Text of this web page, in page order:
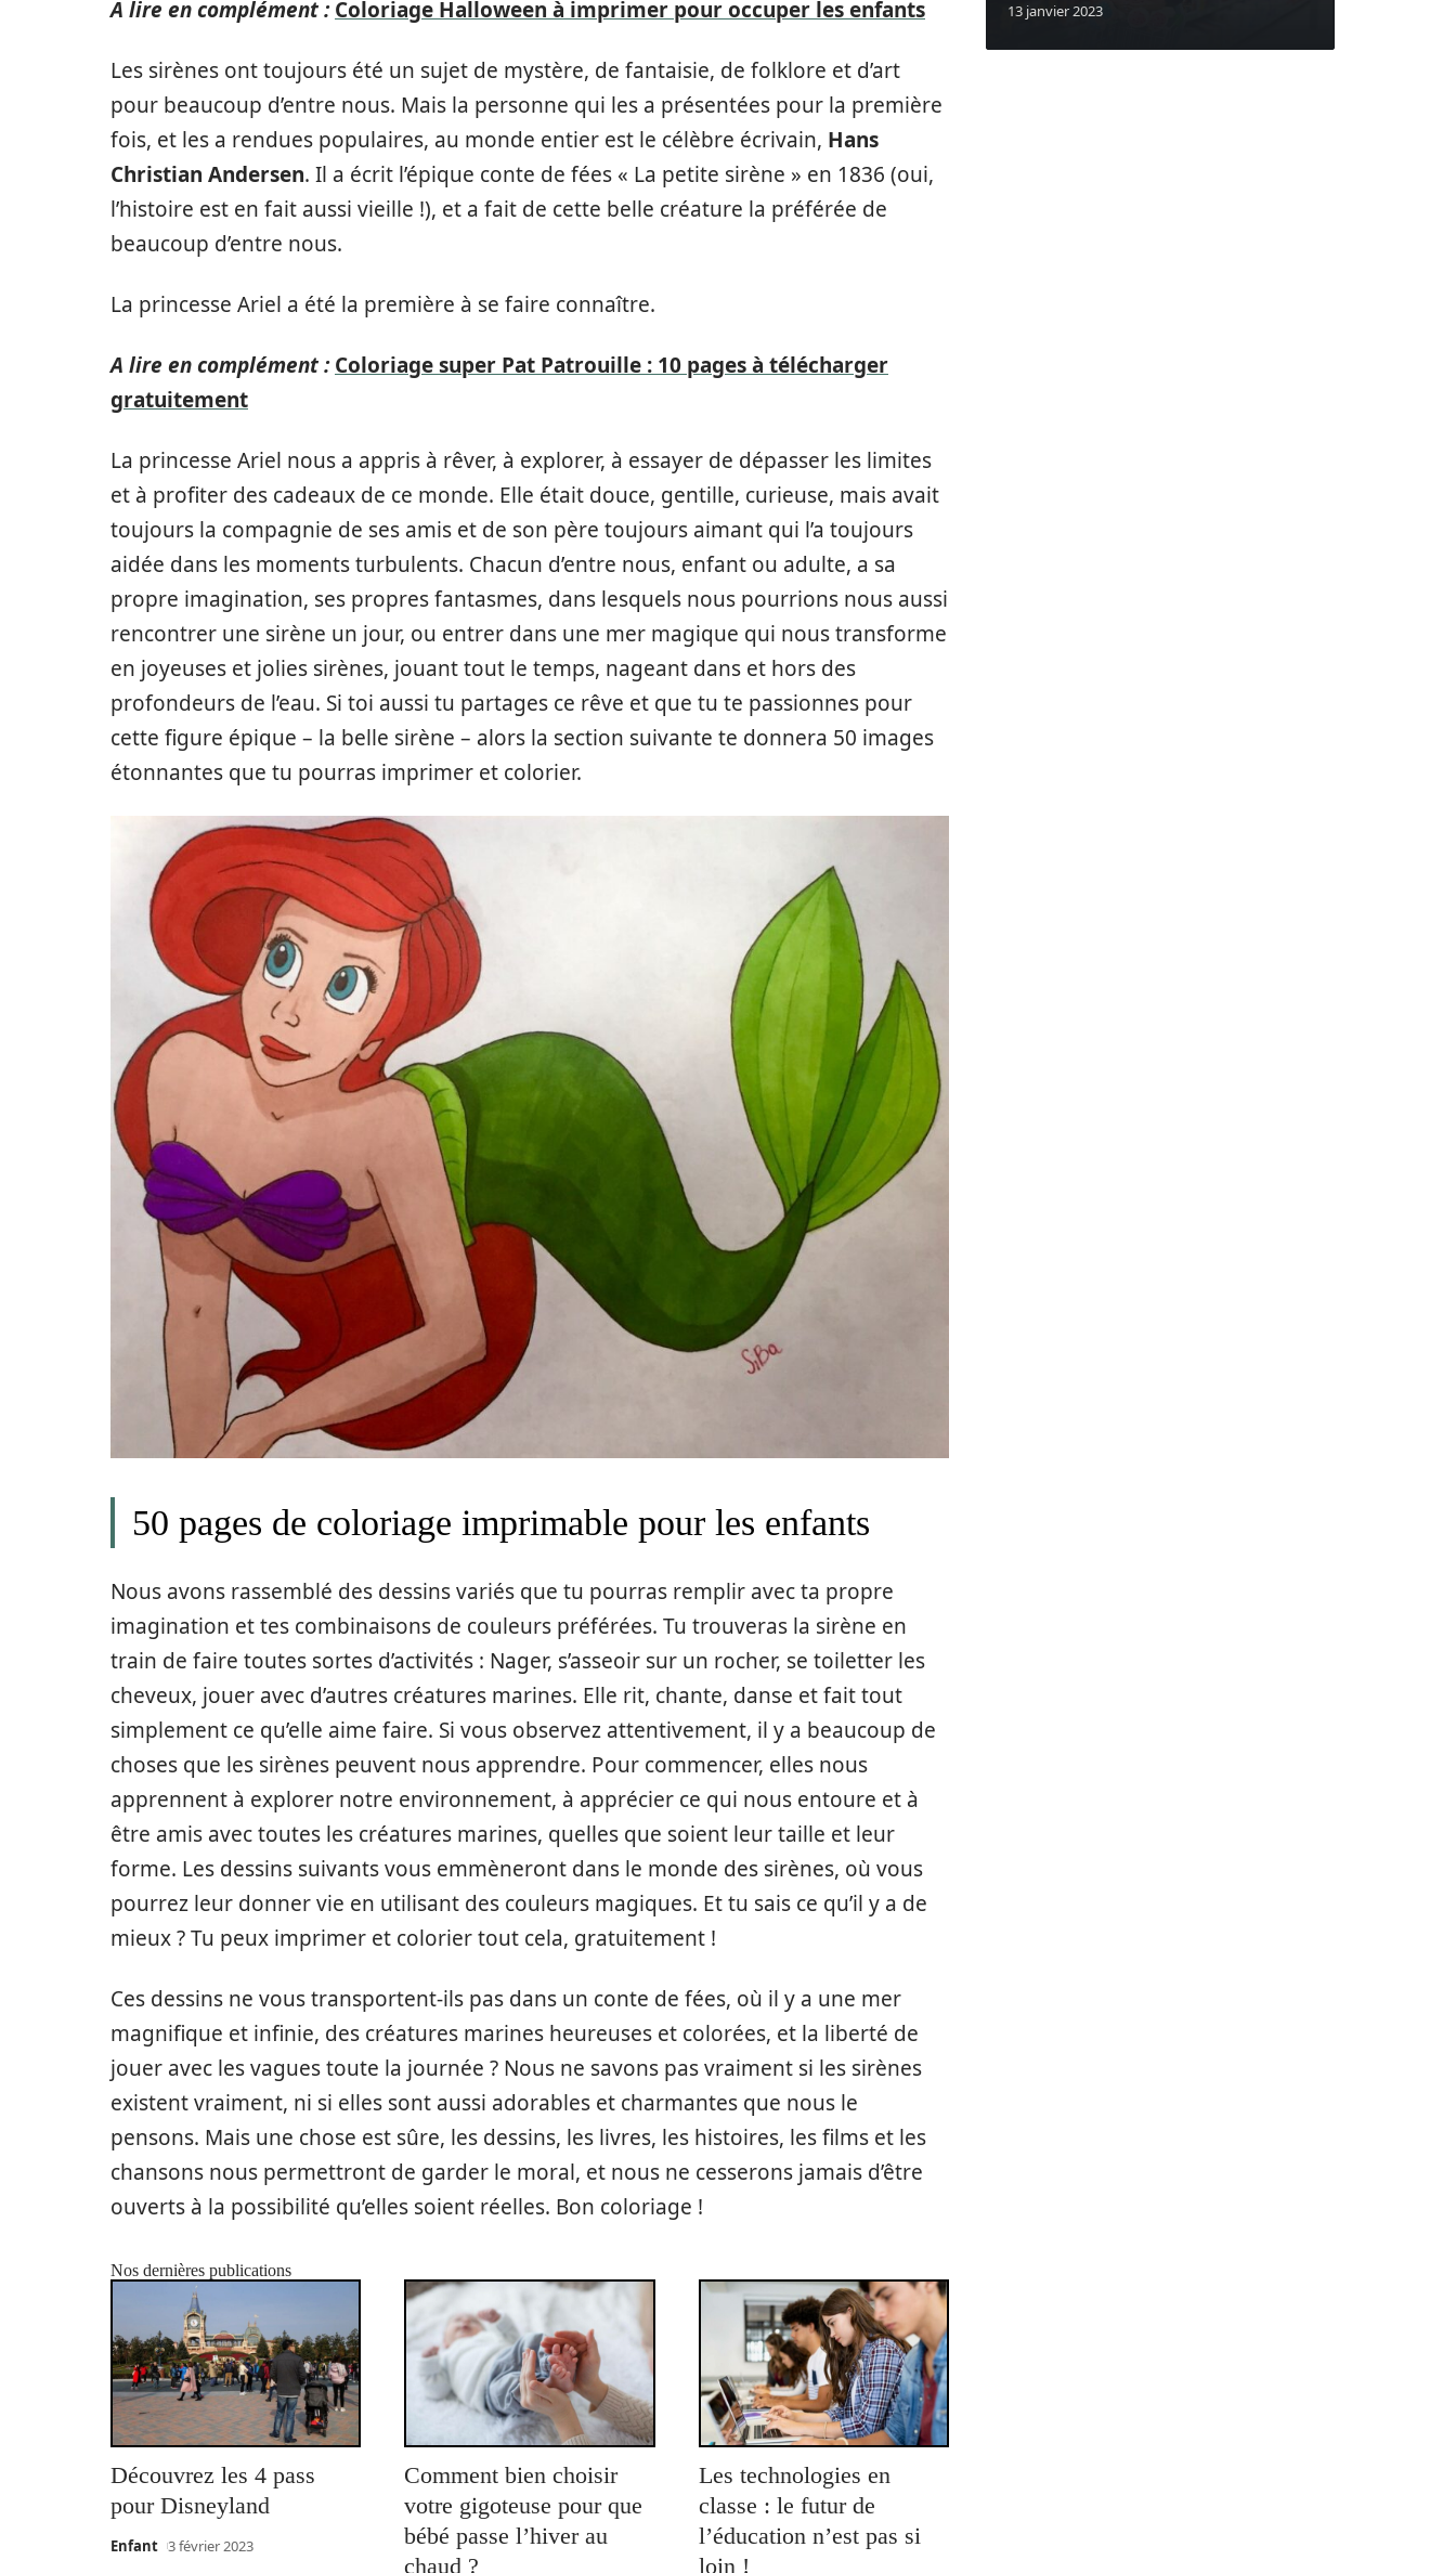
A lire en complément : Coloriage Halloween à imprimer pour occuper les enfants
Les sirènes ont toujours été un sujet de mystère, de fantaisie, de folklore et d’art
pour beaucoup d’entre nous. Mais la personne qui les a présentées pour la première
fois, et les a rendues populaires, au monde entier est le célèbre écrivain, Hans
Christian Andersen. Il a écrit l’épique conte de fées « La petite sirène » en 1836 (oui,
l’histoire est en fait aussi vieille !), et a fait de cette belle créature la préférée de
beaucoup d’entre nous.
La princesse Ariel a été la première à se faire connaître.
A lire en complément : Coloriage super Pat Patrouille : 10 pages à télécharger
gratuitement
La princesse Ariel nous a appris à rêver, à explorer, à essayer de dépasser les limites
et à profiter des cadeaux de ce monde. Elle était douce, gentille, curieuse, mais avait
toujours la compagnie de ses amis et de son père toujours aimant qui l’a toujours
aidée dans les moments turbulents. Chacun d’entre nous, enfant ou adulte, a sa
propre imagination, ses propres fantasmes, dans lesquels nous pourrions nous aussi
rencontrer une sirène un jour, ou entrer dans une mer magique qui nous transforme
en joyeuses et jolies sirènes, jouant tout le temps, nageant dans et hors des
profondeurs de l’eau. Si toi aussi tu partages ce rêve et que tu te passionnes pour
cette figure épique – la belle sirène – alors la section suivante te donnera 50 images
étonnantes que tu pourras imprimer et colorier.
50 pages de coloriage imprimable pour les enfants
Nous avons rassemblé des dessins variés que tu pourras remplir avec ta propre
imagination et tes combinaisons de couleurs préférées. Tu trouveras la sirène en
train de faire toutes sortes d’activités : Nager, s’asseoir sur un rocher, se toiletter les
cheveux, jouer avec d’autres créatures marines. Elle rit, chante, danse et fait tout
simplement ce qu’elle aime faire. Si vous observez attentivement, il y a beaucoup de
choses que les sirènes peuvent nous apprendre. Pour commencer, elles nous
apprennent à explorer notre environnement, à apprécier ce qui nous entoure et à
être amis avec toutes les créatures marines, quelles que soient leur taille et leur
forme. Les dessins suivants vous emmèneront dans le monde des sirènes, où vous
pourrez leur donner vie en utilisant des couleurs magiques. Et tu sais ce qu’il y a de
mieux ? Tu peux imprimer et colorier tout cela, gratuitement !
Ces dessins ne vous transportent-ils pas dans un conte de fées, où il y a une mer
magnifique et infinie, des créatures marines heureuses et colorées, et la liberté de
jouer avec les vagues toute la journée ? Nous ne savons pas vraiment si les sirènes
existent vraiment, ni si elles sont aussi adorables et charmantes que nous le
pensons. Mais une chose est sûre, les dessins, les livres, les histoires, les films et les
chansons nous permettront de garder le moral, et nous ne cesserons jamais d’être
ouverts à la possibilité qu’elles soient réelles. Bon coloriage !
Nos dernières publications
Découvrez les 4 pass
pour Disneyland
Enfant 3 février 2023
Comment bien choisir
votre gigoteuse pour que
bébé passe l’hiver au
chaud ?
Les technologies en
classe : le futur de
l’éducation n’est pas si
loin !
13 janvier 2023